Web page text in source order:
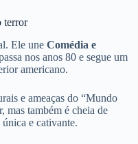
terror
Ele une Comédia e
nos anos 80 e segue um
americano.
e ameaças do “Mundo
mas também é cheia de
e cativante.